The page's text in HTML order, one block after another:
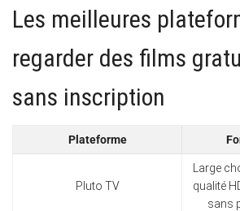
Les meilleures
regarder des films
sans inscription
Plateforme
Pluto TV
Large
qualité
sans